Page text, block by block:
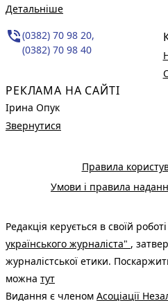
Детальніше
phone_in_talk(0382) 70 98 20,
(0382) 70 98 40
РЕКЛАМА НА САЙТІ
Ірина Опук
Звернутися
Правила
Умови і правила
Редакція керується в своїй роботі
українського журналіста" ,
журналістської етики.
можна тут
Видання є членом Асоціації